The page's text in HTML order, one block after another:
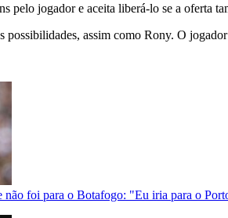
pelo jogador e aceita liberá-lo se a oferta
possibilidades, assim como Rony. O
não foi para o Botafogo: "Eu iria para o